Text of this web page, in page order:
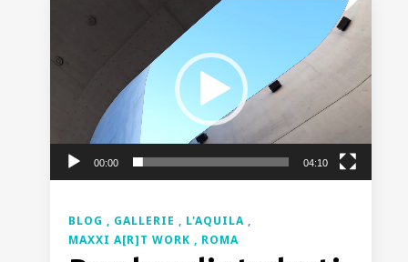
00:00 04:10
BLOG GALLERIE
L'AQUILA
MAXXI A[R]T WORK
ROMA